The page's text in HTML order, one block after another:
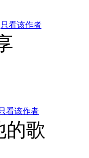
只看该作者
看该作者
的歌